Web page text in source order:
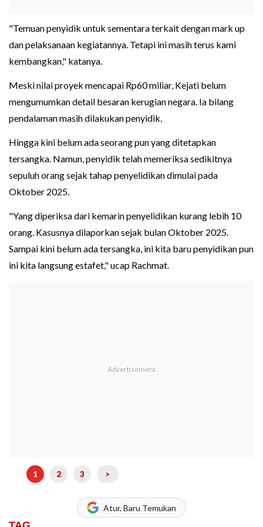
"Temuan penyidik untuk sementara terkait dengan mark up
dan pelaksanaan kegiatannya. Tetapi ini masih terus kami
kembangkan," katanya.
Meski nilai proyek mencapai Rp60 miliar, Kejati belum
mengumumkan detail besaran kerugian negara. Ia bilang
pendalaman masih dilakukan penyidik.
Hingga kini belum ada seorang pun yang ditetapkan
tersangka. Namun, penyidik telah memeriksa sedikitnya
sepuluh orang sejak tahap penyelidikan dimulai pada
Oktober 2025.
"Yang diperiksa dari kemarin penyelidikan kurang lebih 10
orang. Kasusnya dilaporkan sejak bulan Oktober 2025.
Sampai kini belum ada tersangka, ini kita baru penyidikan pun
ini kita langsung estafet," ucap Rachmat.
1 2 3 >
Atur, Baru Temukan